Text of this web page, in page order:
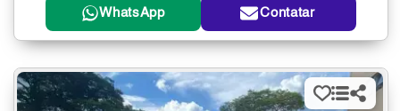
WhatsApp Contatar